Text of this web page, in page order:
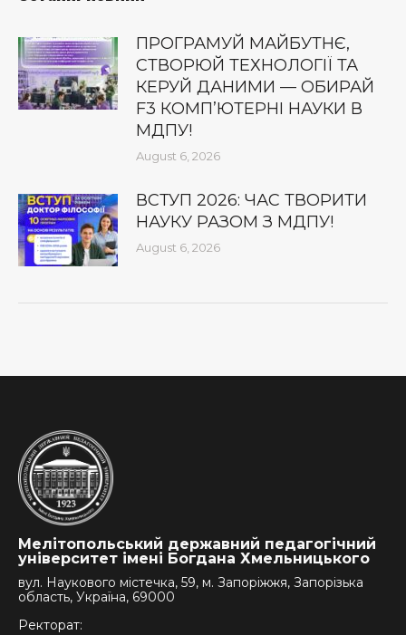
ПРОГРАМУЙ МАЙБУТНЄ,
СТВОРЮЙ ТЕХНОЛОГІЇ ТА
КЕРУЙ ДАНИМИ — ОБИРАЙ
F3 КОМП’ЮТЕРНІ НАУКИ В
МДПУ!
August 6, 2026
ВСТУП 2026: ЧАС ТВОРИТИ
НАУКУ РАЗОМ З МДПУ!
August 6, 2026
Мелітопольський державний педагогічний
університет імені Богдана Хмельницького
вул. Наукового містечка, 59, м. Запоріжжя, Запорізька
область, Україна, 69000
Ректорат: